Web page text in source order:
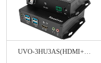
UVO-3HU3AS(HDMI+USB3.0+双向音频+双向RS232+红外)光纤高速传输20KM